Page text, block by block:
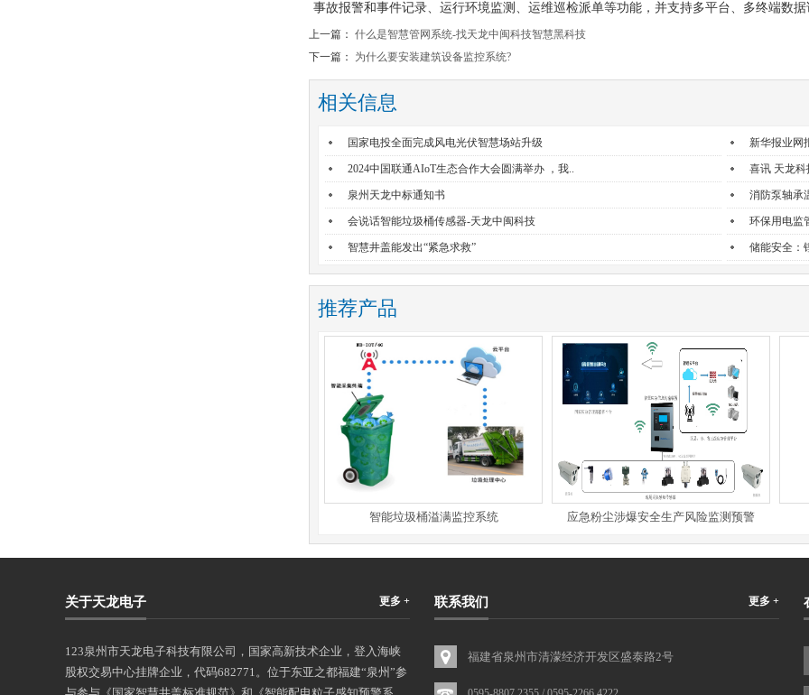
事故报警和事件记录、运行环境监测、运维巡检派单等功能，并支持多平台、多终端数
上一篇： 什么是智慧管网系统-找天龙中闽科技智慧黑科技
下一篇： 为什么要安装建筑设备监控系统?
相关信息
国家电投全面完成风电光伏智慧场站升级 新华报业网
2024中国联通AIoT生态合作大会圆满举办 ，我.. 喜讯 天龙
泉州天龙中标通知书 消防泵轴承
会说话智能垃圾桶传感器-天龙中闽科技 环保用电监
智慧井盖能发出“紧急求救” 储能安全：
推荐产品
智能垃圾桶溢满监控系统 应急粉尘涉爆安全生产风险监测预警
更多 +
关于天龙电子
123泉州市天龙电子科技有限公司，国家高新技术企业，登入海峡
股权交易中心挂牌企业，代码682771。位于东亚之都福建“泉州”参
更多 +
联系我们
福建省泉州市清濛经济开发区盛泰路2号